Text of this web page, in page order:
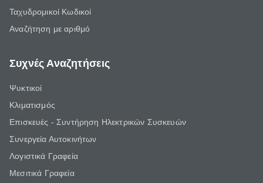
Ταχυδρομικοί Κωδικοί
Αναζήτηση με αριθμό
Συχνές Αναζητήσεις
Ψυκτικοί
Κλιματισμός
Επισκευές - Συντήρηση Ηλεκτρικών Συσκευών
Συνεργεία Αυτοκινήτων
Λογιστικά Γραφεία
Μεσιτικά Γραφεία